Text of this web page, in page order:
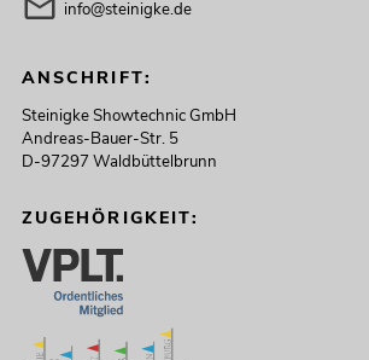
info@steinigke.de
ANSCHRIFT:
Steinigke Showtechnic GmbH
Andreas-Bauer-Str. 5
D-97297 Waldbüttelbrunn
ZUGEHÖRIGKEIT: